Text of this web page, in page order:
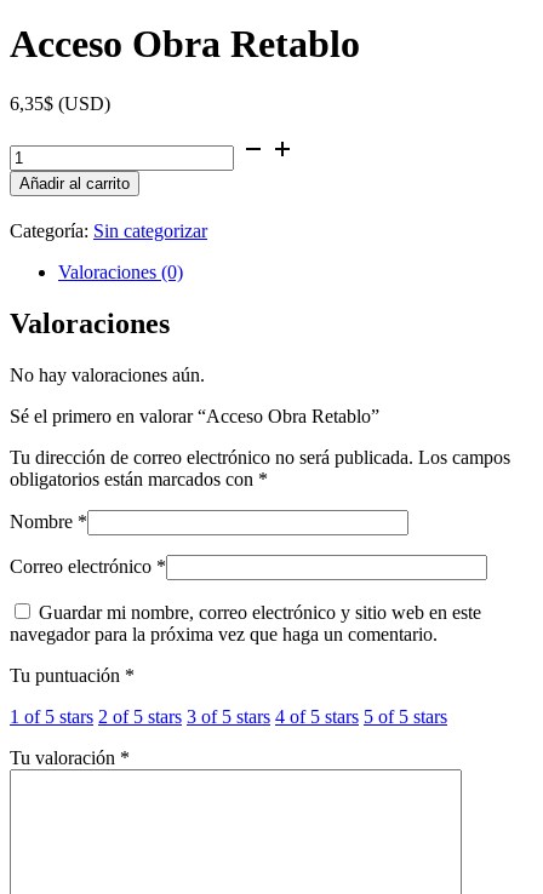
Acceso Obra Retablo
6,35$ (USD)
Acceso
Obra
Retablo
Añadir al carrito
Categoría: Sin categorizar
Valoraciones (0)
Valoraciones
No hay valoraciones aún.
Sé el primero en valorar “Acceso Obra Retablo”
Tu dirección de correo electrónico no será publicada. Los campos
obligatorios están marcados con *
Nombre *
Correo electrónico *
Guardar mi nombre, correo electrónico y sitio web en este
navegador para la próxima vez que haga un comentario.
Tu puntuación *
1 of 5 stars 2 of 5 stars 3 of 5 stars 4 of 5 stars 5 of 5 stars
Tu valoración *